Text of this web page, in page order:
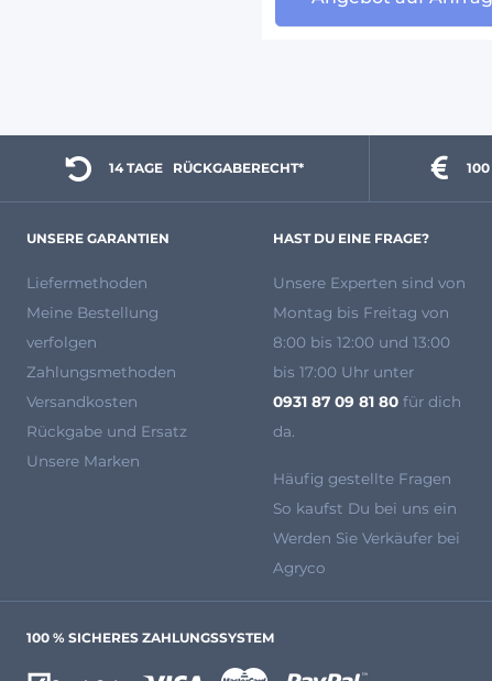
14 TAGE
  RÜCKGABERECHT*
100
UNSERE GARANTIEN
Liefermethoden
Meine Bestellung
verfolgen
Zahlungsmethoden
Versandkosten
Rückgabe und Ersatz
Unsere Marken
HAST DU EINE FRAGE?
Unsere Experten sind von
Montag bis Freitag von
8:00 bis 12:00 und 13:00
bis 17:00 Uhr unter
0931 87 09 81 80 für dich
da.
Häufig gestellte Fragen
So kaufst Du bei uns ein
Werden Sie Verkäufer bei
Agryco
100 % SICHERES ZAHLUNGSSYSTEM